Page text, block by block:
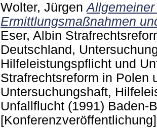
Wolter, Jürgen
Ermittlungsmaßnahmen
Eser, Albin
Deutschland,
Hilfeleistungspflicht und
Strafrechtsreform in Polen
Untersuchungshaft,
Unfallflucht (1991) Baden-
[Konferenzveröffentlichung]